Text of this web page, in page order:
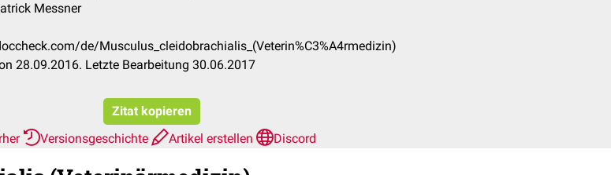
Messner
de/Musculus_cleidobrachialis_(Veterin%C3%A4rmedizin)
28.09.2016. Letzte Bearbeitung 30.06.2017
Zitat kopieren
Versionsgeschichte Artikel erstellen Discord